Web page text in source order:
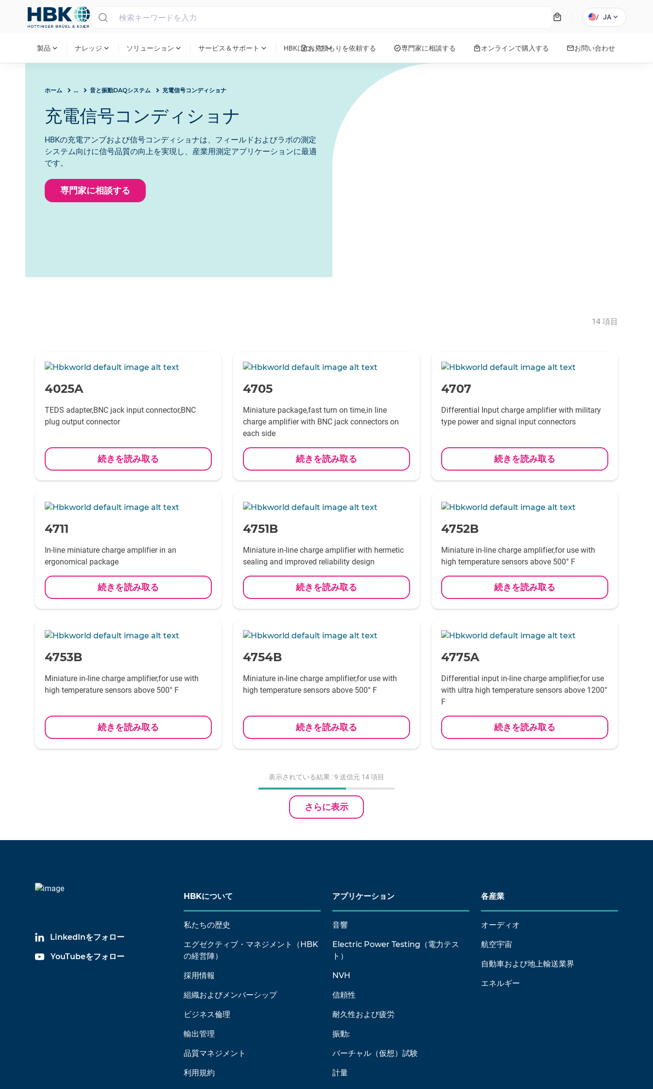
local_mall / JA expand_more
製品 expand_more ナレッジ expand_more ソリューション expand_more サービス＆サポート expand_more HBKについてexpand_more
request_quoteお見積もりを依頼する verified専門家に相談する local_mallオンラインで購入する mailお問い合わせ
ホーム ... 音と振動DAQシステム 充電信号コンディショナ
充電信号コンディショナ
HBKの充電アンプおよび信号コンディショナは、フィールドおよびラボの測定
システム向けに信号品質の向上を実現し、産業用測定アプリケーションに最適
です。
専門家に相談する
14 項目
-
4025A
TEDS adapter,BNC jack input connector,BNC
plug output connector
続きを読み取る
-
4705
Miniature package,fast turn on time,in line
charge amplifier with BNC jack connectors on
each side
続きを読み取る
-
4707
Differential Input charge amplifier with military
type power and signal input connectors
続きを読み取る
-
4711
In-line miniature charge amplifier in an
ergonomical package
続きを読み取る
-
4751B
Miniature in-line charge amplifier with hermetic
sealing and improved reliability design
続きを読み取る
-
4752B
Miniature in-line charge amplifier,for use with
high temperature sensors above 500° F
続きを読み取る
-
4753B
Miniature in-line charge amplifier,for use with
high temperature sensors above 500° F
続きを読み取る
-
4754B
Miniature in-line charge amplifier,for use with
high temperature sensors above 500° F
続きを読み取る
-
4775A
Differential input in-line charge amplifier,for use
with ultra high temperature sensors above 1200°
F
続きを読み取る
表示されている結果 :9 送信元 14 項目
さらに表示
LinkedInをフォロー
YouTubeをフォロー
HBKについて
私たちの歴史
エグゼクティブ・マネジメント（HBK
の経営陣）
採用情報
組織およびメンバーシップ
ビジネス倫理
輸出管理
品質マネジメント
利用規約
アプリケーション
音響
Electric Power Testing（電力テス
ト）
NVH
信頼性
耐久性および疲労
振動:
バーチャル（仮想）試験
計量
各産業
オーディオ
航空宇宙
自動車および地上輸送業界
エネルギー